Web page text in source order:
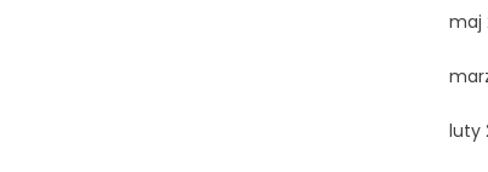
maj
luty